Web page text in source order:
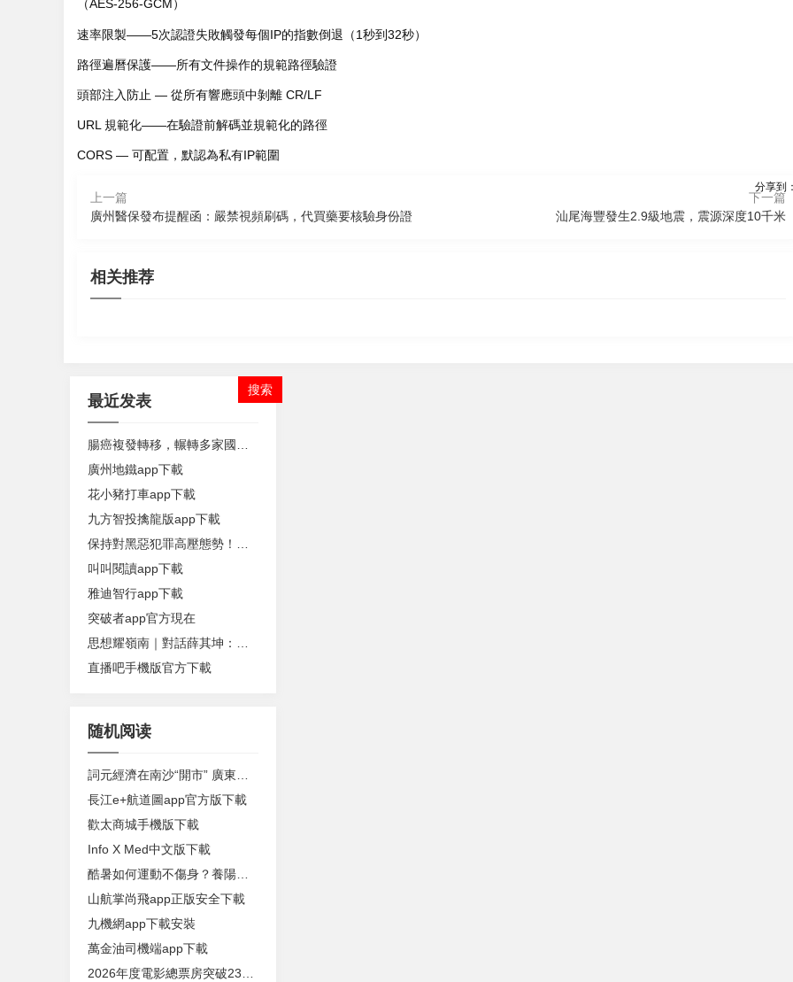
（AES-256-GCM）
速率限製——5次認證失敗觸發每個IP的指數倒退（1秒到32秒）
路徑遍曆保護——所有文件操作的規範路徑驗證
頭部注入防止 — 從所有響應頭中剝離 CR/LF
URL 規範化——在驗證前解碼並規範化的路徑
CORS — 可配置，默認為私有IP範圍
分享到
上一篇
廣州醫保發布提醒函：嚴禁視頻刷碼，代買藥要核驗身份證
下一篇
汕尾海豐發生2.9級地震，震源深度10千米
相关推荐
保持對黑惡犯罪高壓態勢！最高檢部
署開展深化掃黑除惡專項鬥爭
2026-08-09 11:33
回森APP最新版下載
最近发表
腸癌複發轉移，輾轉多家國際醫學中心，她在中山一院迎來轉機
廣州地鐵app下載
花小豬打車app下載
九方智投擒龍版app下載
保持對黑惡犯罪高壓態勢！最高檢部署開展深化掃黑除惡專項鬥爭
叫叫閱讀app下載
雅迪智行app下載
突破者app官方現在
思想耀嶺南｜對話薛其坤：我是這個時代的幸運兒
直播吧手機版官方下載
随机阅读
詞元經濟在南沙“開市” 廣東搶占AI時代生態位｜粵政周刊
長江e+航道圖app官方版下載
歡太商城手機版下載
Info X Med中文版下載
酷暑如何運動不傷身？養陽、擇時、補水一文講清｜運動是良醫
山航掌尚飛app正版安全下載
九機網app下載安裝
萬金油司機端app下載
2026年度電影總票房突破230億！暑期檔連續23天票房過億